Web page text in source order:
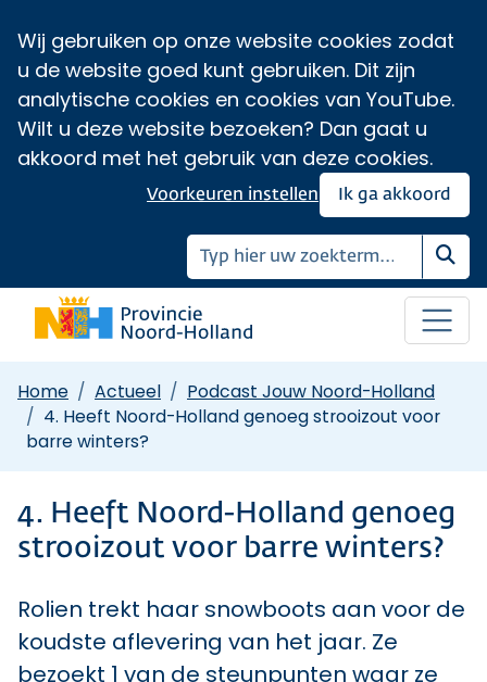
Wij gebruiken op onze website cookies zodat
u de website goed kunt gebruiken. Dit zijn
analytische cookies en cookies van YouTube.
Wilt u deze website bezoeken? Dan gaat u
akkoord met het gebruik van deze cookies.
Ik ga akkoord
Voorkeuren instellen
Home Actueel
Podcast Jouw Noord-Holland
4. Heeft Noord-Holland genoeg strooizout voor
barre winters?
4. Heeft Noord-Holland genoeg
strooizout voor barre winters?
Rolien trekt haar snowboots aan voor de
koudste aflevering van het jaar. Ze
bezoekt 1 van de steunpunten waar ze